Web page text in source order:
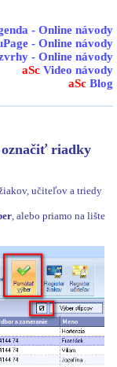
- Online návody
- Online návody
- Online návody
aSc Video návody
aSc Blog
označiť riadky
učiteľov a triedy
, alebo priamo na lište